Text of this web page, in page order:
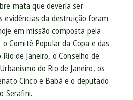
mata que deveria ser
evidências da destruição foram
em missão composta pela
o Comitê Popular da Copa e das
de Janeiro, o Conselho de
do Rio de Janeiro, os
Cinco e Babá e o deputado
Serafini.